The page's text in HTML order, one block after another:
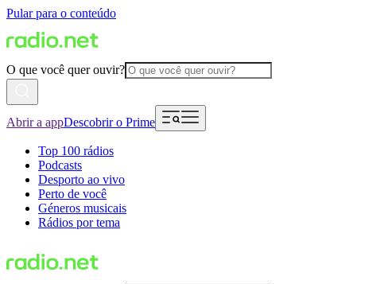
Pular para o conteúdo
O que você quer ouvir?
Abrir a appDescobrir o Prime
Top 100 rádios
Podcasts
Desporto ao vivo
Perto de você
Géneros musicais
Rádios por tema